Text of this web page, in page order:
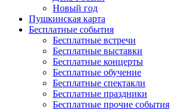
Новый год
Пушкинская карта
Бесплатные события
Бесплатные встречи
Бесплатные выставки
Бесплатные концерты
Бесплатные обучение
Бесплатные спектакли
Бесплатные праздники
Бесплатные прочие события